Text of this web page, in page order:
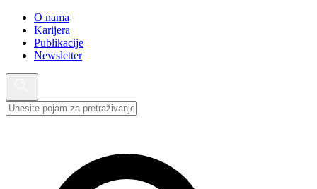
O nama
Karijera
Publikacije
Newsletter